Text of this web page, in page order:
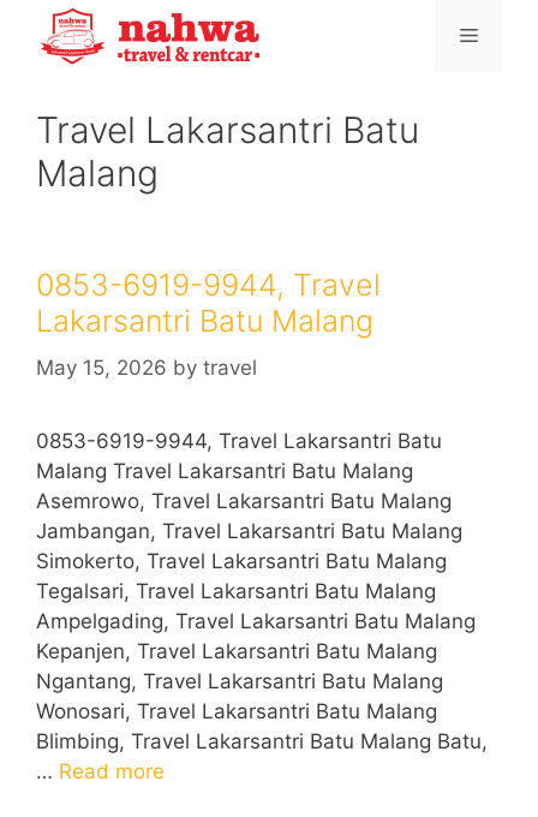
Menu
Travel Lakarsantri Batu
Malang
0853-6919-9944, Travel
Lakarsantri Batu Malang
May 15, 2026 by travel
0853-6919-9944, Travel Lakarsantri Batu
Malang Travel Lakarsantri Batu Malang
Asemrowo, Travel Lakarsantri Batu Malang
Jambangan, Travel Lakarsantri Batu Malang
Simokerto, Travel Lakarsantri Batu Malang
Tegalsari, Travel Lakarsantri Batu Malang
Ampelgading, Travel Lakarsantri Batu Malang
Kepanjen, Travel Lakarsantri Batu Malang
Ngantang, Travel Lakarsantri Batu Malang
Wonosari, Travel Lakarsantri Batu Malang
Blimbing, Travel Lakarsantri Batu Malang Batu,
… Read more